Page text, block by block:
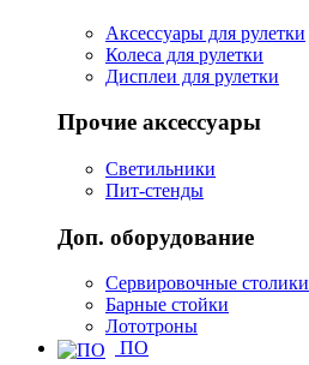
Аксессуары для рулетки
Колеса для рулетки
Дисплеи для рулетки
Прочие аксессуары
Светильники
Пит-стенды
Доп. оборудование
Сервировочные столики
Барные стойки
Лототроны
ПО